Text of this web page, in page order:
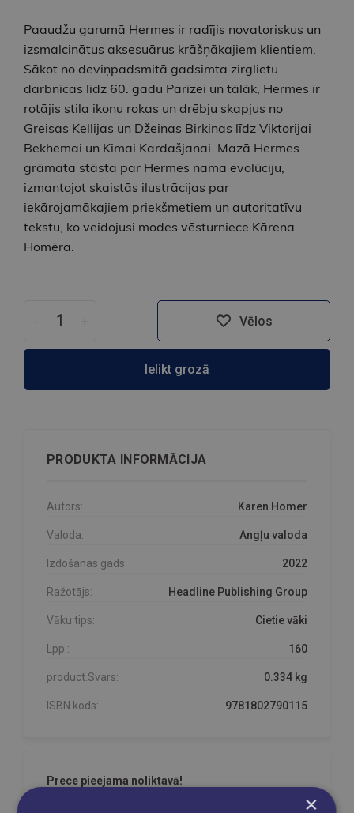
Paaudžu garumā Hermes ir radījis novatoriskus un
izsmalcinātus aksesuārus krāšņākajiem klientiem.
Sākot no deviņpadsmitā gadsimta zirglietu
darbnīcas līdz 60. gadu Parīzei un tālāk, Hermes ir
rotājis stila ikonu rokas un drēbju skapjus no
Greisas Kellijas un Džeinas Birkinas līdz Viktorijai
Bekhemai un Kimai Kardašjanai. Mazā Hermes
grāmata stāsta par Hermes nama evolūciju,
izmantojot skaistās ilustrācijas par
iekārojamākajiem priekšmetiem un autoritatīvu
tekstu, ko veidojusi modes vēsturniece Kārena
Homēra.
Vēlos
Ielikt grozā
PRODUKTA INFORMĀCIJA
Autors: Karen Homer
Valoda: Angļu valoda
Izdošanas gads: 2022
Ražotājs: Headline Publishing Group
Vāku tips: Cietie vāki
Lpp.: 160
product.Svars: 0.334 kg
ISBN kods: 9781802790115
Prece pieejama noliktavā!
×